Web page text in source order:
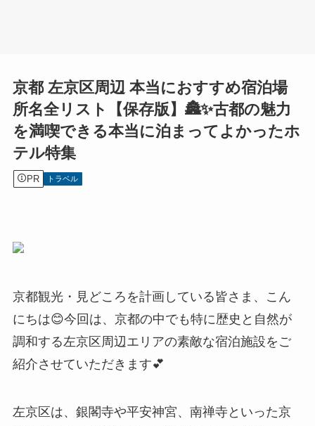
京都 左京区周辺 本当におすすめ宿泊場
所名全リスト【保存版】🏯✨古都の魅力
を満喫できる本当に泊まってよかったホ
テル特集
PR トラベル
京都観光・見どころを計画している皆さま、こん
にちは😊今回は、京都の中でも特に歴史と自然が
調和する左京区周辺エリアの素敵な宿泊施設をご
紹介させていただきます💕
左京区は、銀閣寺や平安神宮、南禅寺といった京